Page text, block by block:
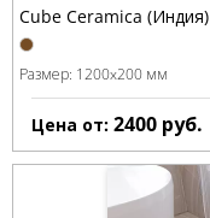
Cube Ceramica (Индия)
Размер: 1200x200 мм
Цена от: 2400 руб.